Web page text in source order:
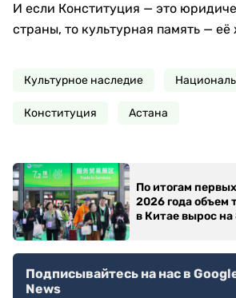
И если Конституция — это
страны, то культурная память —
Культурное наследие
Конституция Астана
По итогам
2026 года объем
в Китае вырос на
Подписывайтесь на нас в
News